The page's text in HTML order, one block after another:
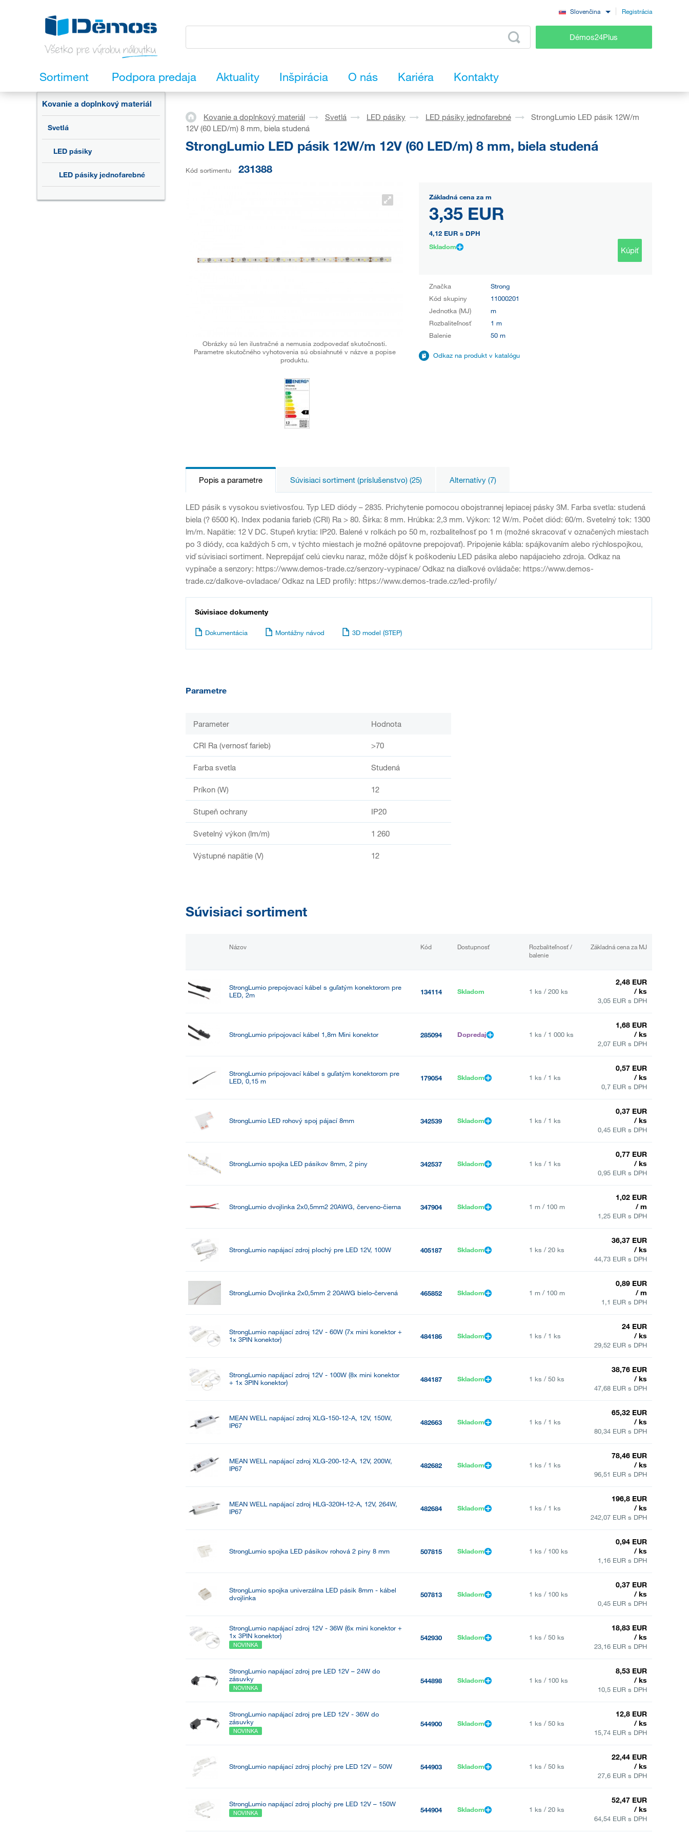
Slovenčina Registrácia
Démos24Plus
Sortiment Podpora predaja Aktuality Inšpirácia O nás Kariéra Kontakty
Kovanie a doplnkový materiál
Svetlá
LED pásiky
LED pásiky jednofarebné
Kovanie a doplnkový materiál Svetlá LED pásiky LED pásiky jednofarebné
StrongLumio LED pásik 12W/m
12V (60 LED/m) 8 mm, biela studená
StrongLumio LED pásik 12W/m 12V (60 LED/m) 8 mm, biela studená
Kód sortimentu 231388
Obrázky sú len ilustračné a nemusia zodpovedať skutočnosti.
Parametre skutočného vyhotovenia sú obsiahnuté v názve a popise
produktu.
Základná cena za m
3,35 EUR
4,12 EUR s DPH
Skladom
Kúpiť
Značka
Strong
Kód skupiny
11000201
Jednotka (MJ)
m
Rozbaliteľnosť
1 m
Balenie
50 m
Odkaz na produkt v katalógu
Popis a parametre Súvisiaci sortiment (príslušenstvo) (25) Alternatívy (7)
LED pásik s vysokou svietivosťou. Typ LED diódy – 2835. Prichytenie pomocou obojstrannej lepiacej pásky 3M. Farba svetla: studená
biela (? 6500 K). Index podania farieb (CRI) Ra > 80. Šírka: 8 mm. Hrúbka: 2,3 mm. Výkon: 12 W/m. Počet diód: 60/m. Svetelný tok: 1300
lm/m. Napätie: 12 V DC. Stupeň krytia: IP20. Balené v rolkách po 50 m, rozbaliteľnosť po 1 m (možné skracovať v označených miestach
po 3 diódy, cca každých 5 cm, v týchto miestach je možné opätovne prepojovať). Pripojenie kábla: spájkovaním alebo rýchlospojkou,
viď súvisiaci sortiment. Neprepájať celú cievku naraz, môže dôjsť k poškodeniu LED pásika alebo napájacieho zdroja. Odkaz na
vypínače a senzory: https://www.demos-trade.cz/senzory-vypinace/ Odkaz na diaľkové ovládače: https://www.demos-
trade.cz/dalkove-ovladace/ Odkaz na LED profily: https://www.demos-trade.cz/led-profily/
Súvisiace dokumenty
Dokumentácia Montážny návod 3D model (STEP)
Parametre
Parameter Hodnota
CRI Ra (vernosť farieb) >70
Farba svetla Studená
Príkon (W) 12
Stupeň ochrany IP20
Svetelný výkon (lm/m) 1 260
Výstupné napätie (V) 12
Súvisiaci sortiment
Názov Kód Dostupnosť
Rozbaliteľnosť /
balenie
Základná cena za MJ
StrongLumio prepojovací kábel s guľatým konektorom pre
LED, 2m
134114 Skladom 1 ks / 200 ks
2,48 EUR
/ ks
3,05 EUR s DPH
StrongLumio pripojovací kábel 1,8m Mini konektor 285094 Dopredaj 1 ks / 1 000 ks
1,68 EUR
/ ks
2,07 EUR s DPH
StrongLumio pripojovací kábel s guľatým konektorom pre
LED, 0,15 m
179054 Skladom 1 ks / 1 ks
0,57 EUR
/ ks
0,7 EUR s DPH
StrongLumio LED rohový spoj pájací 8mm 342539 Skladom 1 ks / 1 ks
0,37 EUR
/ ks
0,45 EUR s DPH
StrongLumio spojka LED pásikov 8mm, 2 piny 342537 Skladom 1 ks / 1 ks
0,77 EUR
/ ks
0,95 EUR s DPH
StrongLumio dvojlinka 2x0,5mm2 20AWG, červeno-čierna 347904 Skladom 1 m / 100 m
1,02 EUR
/ m
1,25 EUR s DPH
StrongLumio napájací zdroj plochý pre LED 12V, 100W 405187 Skladom 1 ks / 20 ks
36,37 EUR
/ ks
44,73 EUR s DPH
StrongLumio Dvojlinka 2x0,5mm 2 20AWG bielo-červená 465852 Skladom 1 m / 100 m
0,89 EUR
/ m
1,1 EUR s DPH
StrongLumio napájací zdroj 12V - 60W (7x mini konektor +
1x 3PIN konektor)
484186 Skladom 1 ks / 1 ks
24 EUR
/ ks
29,52 EUR s DPH
StrongLumio napájací zdroj 12V - 100W (8x mini konektor
+ 1x 3PIN konektor)
484187 Skladom 1 ks / 50 ks
38,76 EUR
/ ks
47,68 EUR s DPH
MEAN WELL napájací zdroj XLG-150-12-A, 12V, 150W,
IP67
482663 Skladom 1 ks / 1 ks
65,32 EUR
/ ks
80,34 EUR s DPH
MEAN WELL napájací zdroj XLG-200-12-A, 12V, 200W,
IP67
482682 Skladom 1 ks / 1 ks
78,46 EUR
/ ks
96,51 EUR s DPH
MEAN WELL napájací zdroj HLG-320H-12-A, 12V, 264W,
IP67
482684 Skladom 1 ks / 1 ks
196,8 EUR
/ ks
242,07 EUR s DPH
StrongLumio spojka LED pásikov rohová 2 piny 8 mm 507815 Skladom 1 ks / 100 ks
0,94 EUR
/ ks
1,16 EUR s DPH
StrongLumio spojka univerzálna LED pásik 8mm - kábel
dvojlinka
507813 Skladom 1 ks / 100 ks
0,37 EUR
/ ks
0,45 EUR s DPH
StrongLumio napájací zdroj 12V - 36W (6x mini konektor +
1x 3PIN konektor)
NOVINKA
542930 Skladom 1 ks / 50 ks
18,83 EUR
/ ks
23,16 EUR s DPH
StrongLumio napájací zdroj pre LED 12V – 24W do
zásuvky
NOVINKA
544898 Skladom 1 ks / 100 ks
8,53 EUR
/ ks
10,5 EUR s DPH
StrongLumio napájací zdroj pre LED 12V - 36W do
zásuvky
NOVINKA
544900 Skladom 1 ks / 50 ks
12,8 EUR
/ ks
15,74 EUR s DPH
StrongLumio napájací zdroj plochý pre LED 12V – 50W 544903 Skladom 1 ks / 50 ks
22,44 EUR
/ ks
27,6 EUR s DPH
StrongLumio napájací zdroj plochý pre LED 12V – 150W
NOVINKA 544904 Skladom 1 ks / 20 ks
52,47 EUR
/ ks
64,54 EUR s DPH